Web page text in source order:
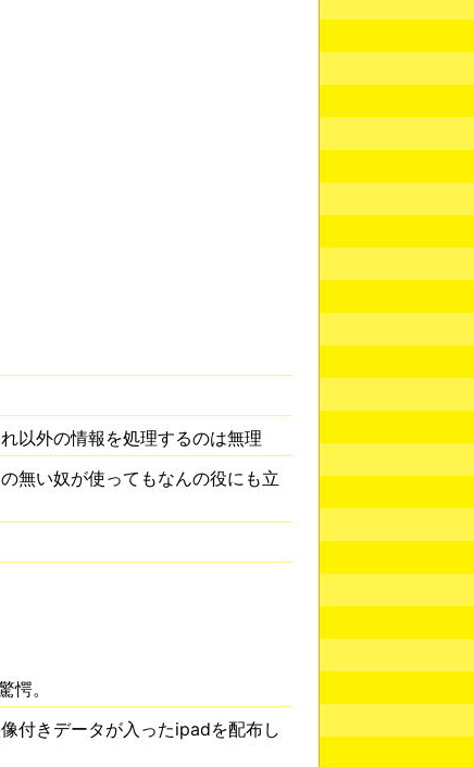
以外の情報を処理するのは無理
無い奴が使ってもなんの役にも立
愕。
付きデータが入ったipadを配布し